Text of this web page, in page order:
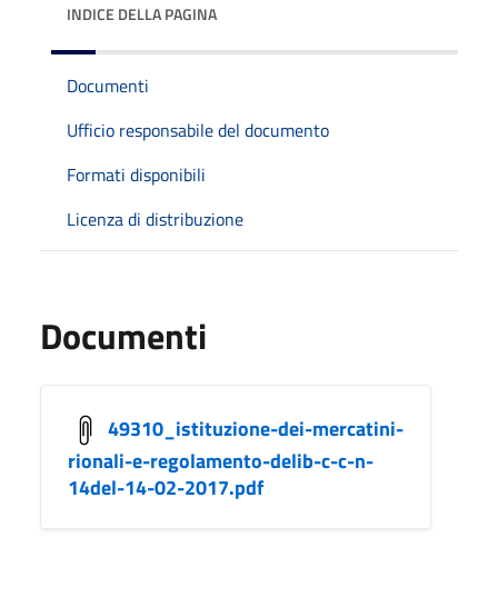
INDICE DELLA PAGINA
Documenti
Ufficio responsabile del documento
Formati disponibili
Licenza di distribuzione
Documenti
49310_istituzione-dei-mercatini-
rionali-e-regolamento-delib-c-c-n-
14del-14-02-2017.pdf